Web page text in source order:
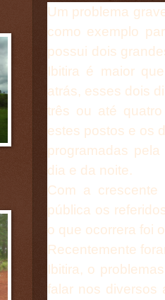
Um problema
como exemplo
possui dois
Ibitira é maior
atrás, esses dois
três ou até
estes postos e os
programadas
dia e da noite.
Com a
pública os
o que ocorrera foi
Recentemente
Ibitira, o
falar nos diversos